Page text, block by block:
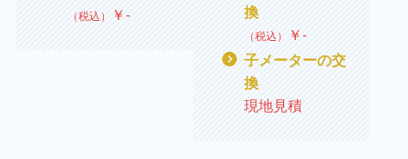
（税込） ￥‐
換
（税込） ￥‐
子メーターの交
換
現地見積